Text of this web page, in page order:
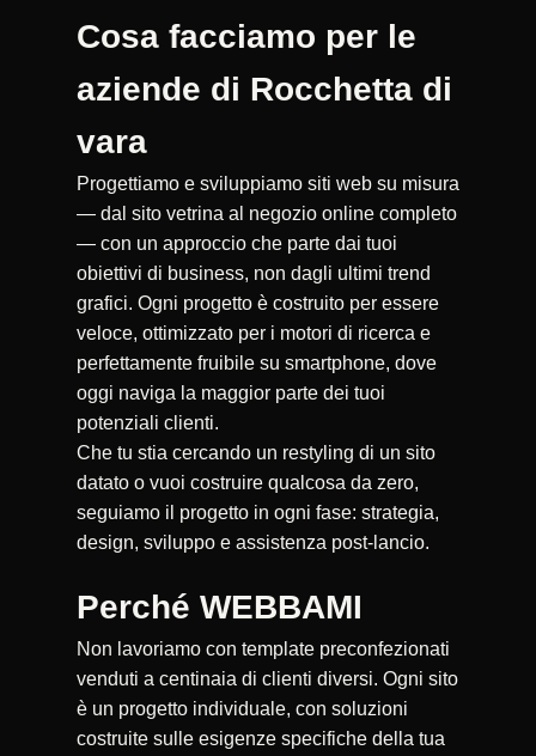
Cosa facciamo per le
aziende di Rocchetta di
vara
Progettiamo e sviluppiamo siti web su misura
— dal sito vetrina al negozio online completo
— con un approccio che parte dai tuoi
obiettivi di business, non dagli ultimi trend
grafici. Ogni progetto è costruito per essere
veloce, ottimizzato per i motori di ricerca e
perfettamente fruibile su smartphone, dove
oggi naviga la maggior parte dei tuoi
potenziali clienti.
Che tu stia cercando un restyling di un sito
datato o vuoi costruire qualcosa da zero,
seguiamo il progetto in ogni fase: strategia,
design, sviluppo e assistenza post-lancio.
Perché WEBBAMI
Non lavoriamo con template preconfezionati
venduti a centinaia di clienti diversi. Ogni sito
è un progetto individuale, con soluzioni
costruite sulle esigenze specifiche della tua